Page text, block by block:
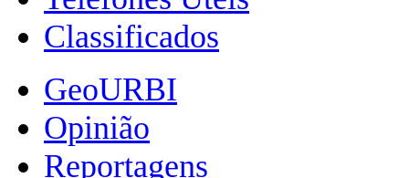
Classificados
GeoURBI
Opinião
Reportagens